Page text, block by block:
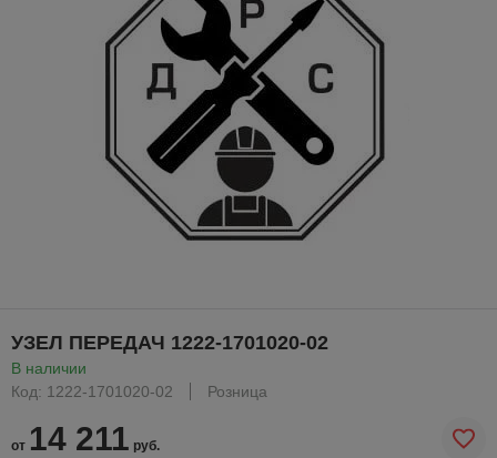
УЗЕЛ ПЕРЕДАЧ 1222-1701020-02
В наличии
Код: 1222-1701020-02
Розница
от 14 211 руб.